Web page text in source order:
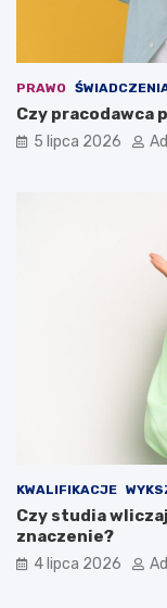
PRAWO
Czy pracodawca
5 lipca 2026
KWALIFIKACJE
Czy studia
znaczenie?
4 lipca 2026